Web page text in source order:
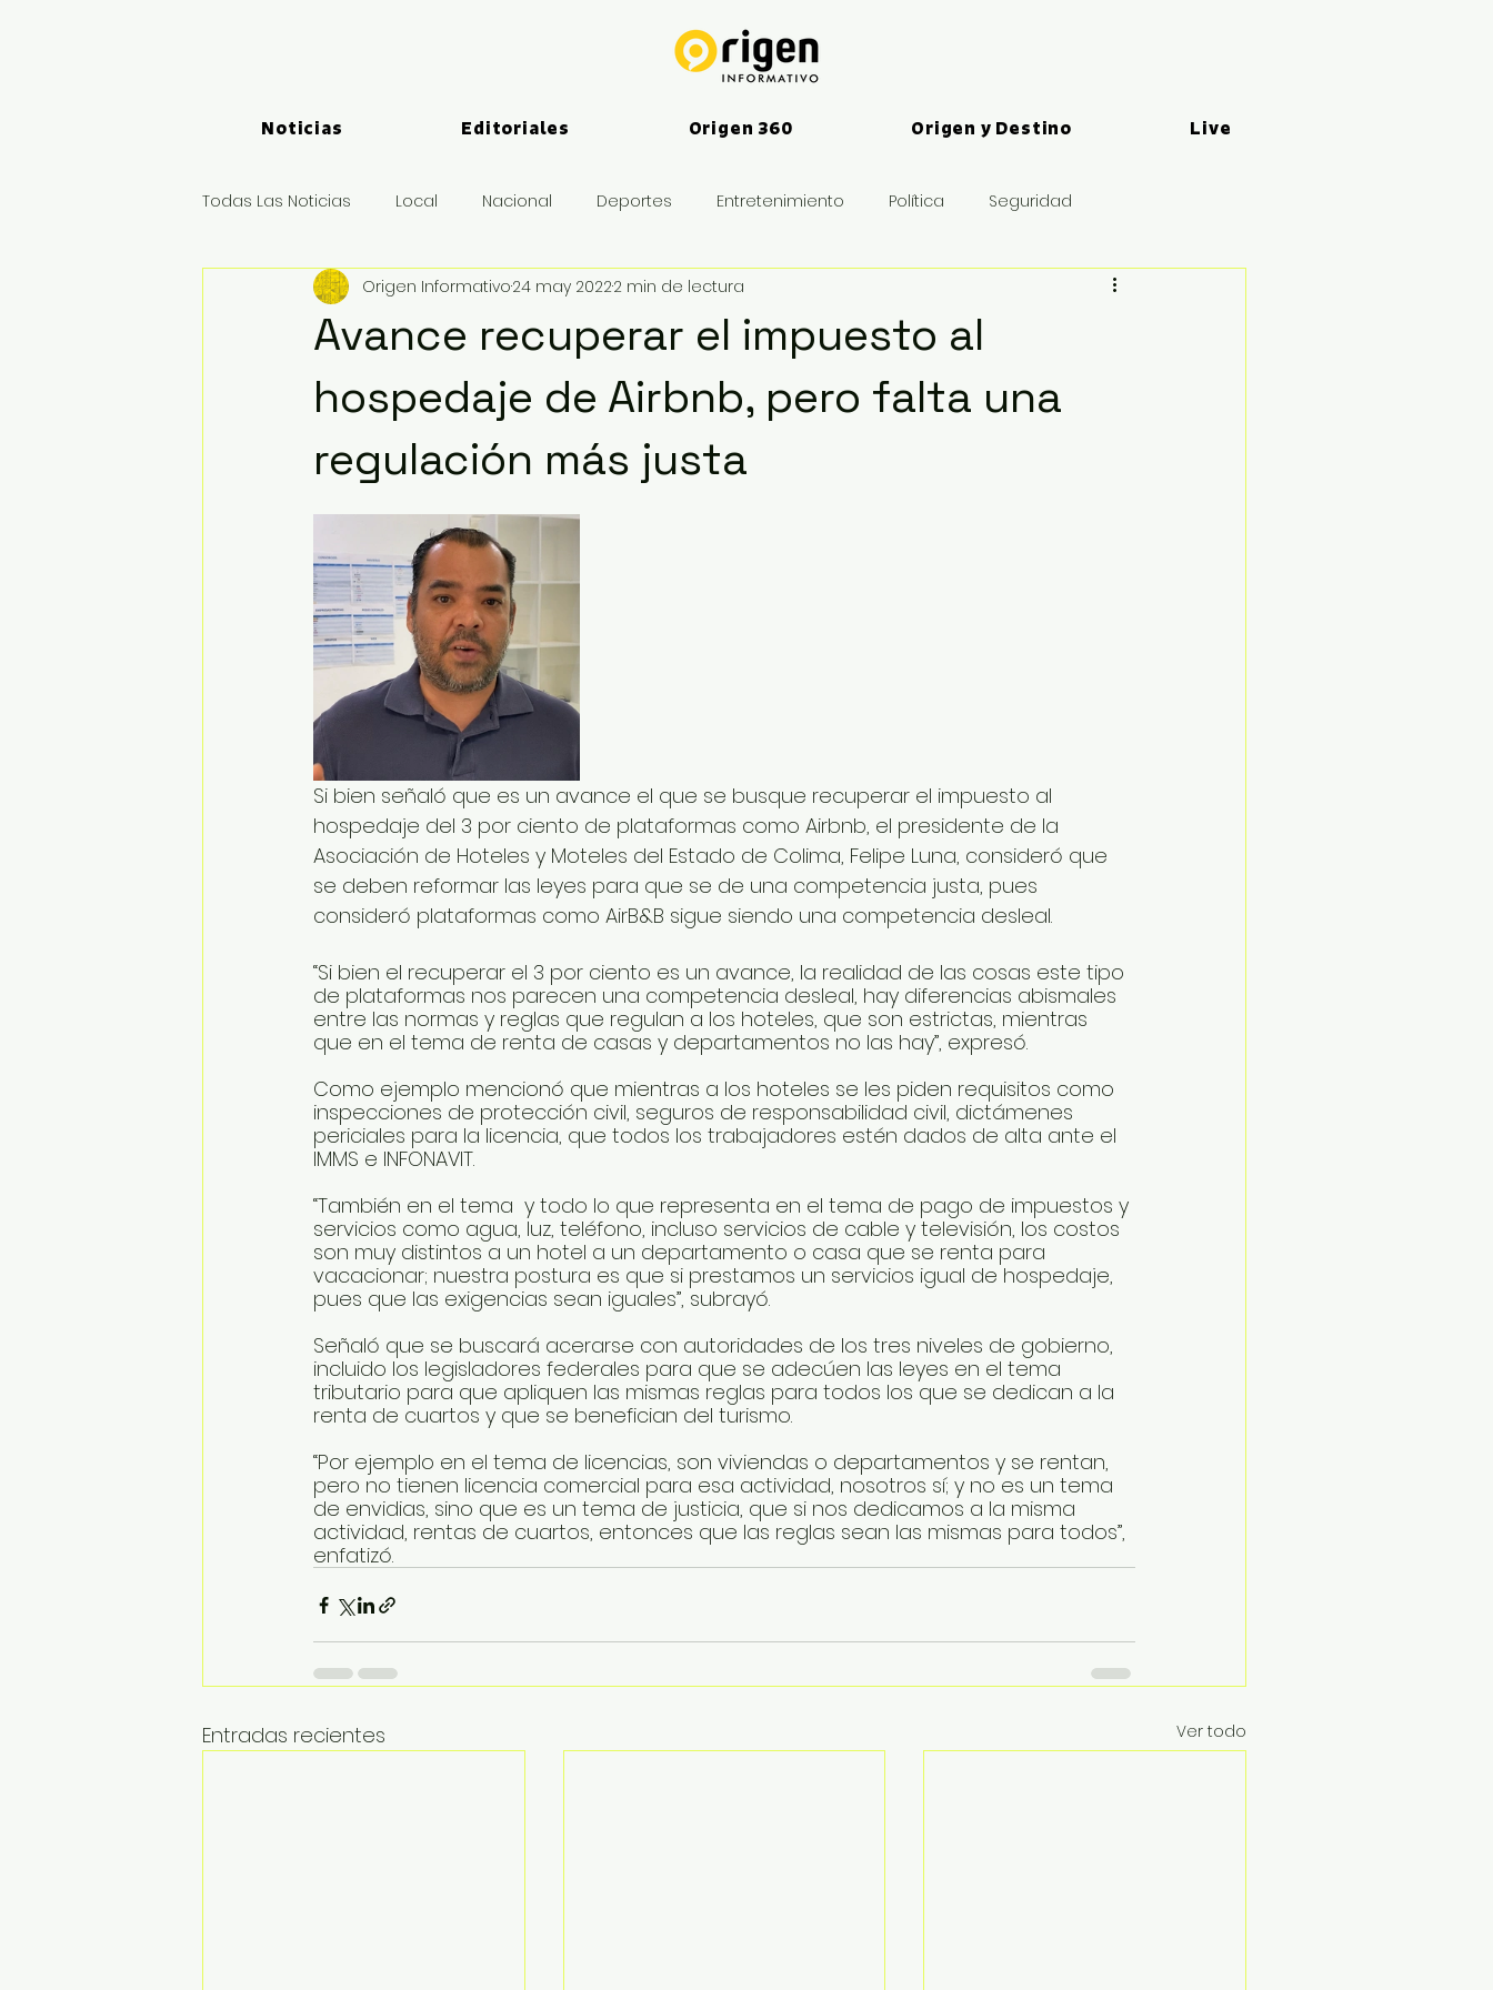
Noticias Editoriales Origen 360 Origen y Destino Live
Todas Las Noticias Local Nacional Deportes Entretenimiento Política Seguridad
Logística y Puertos Deportes
Avance recuperar el impuesto al
hospedaje de Airbnb, pero falta una
regulación más justa
Origen Informativo24 may 20222 min de lectura
Si bien señaló que es un avance el que se busque recuperar el impuesto al
hospedaje del 3 por ciento de plataformas como Airbnb, el presidente de la
Asociación de Hoteles y Moteles del Estado de Colima, Felipe Luna, consideró que
se deben reformar las leyes para que se de una competencia justa, pues
consideró plataformas como AirB&B sigue siendo una competencia desleal.
“Si bien el recuperar el 3 por ciento es un avance, la realidad de las cosas este tipo
de plataformas nos parecen una competencia desleal, hay diferencias abismales
entre las normas y reglas que regulan a los hoteles, que son estrictas, mientras
que en el tema de renta de casas y departamentos no las hay”, expresó.
Como ejemplo mencionó que mientras a los hoteles se les piden requisitos como
inspecciones de protección civil, seguros de responsabilidad civil, dictámenes
periciales para la licencia, que todos los trabajadores estén dados de alta ante el
IMMS e INFONAVIT.
“También en el tema  y todo lo que representa en el tema de pago de impuestos y
servicios como agua, luz, teléfono, incluso servicios de cable y televisión, los costos
son muy distintos a un hotel a un departamento o casa que se renta para
vacacionar; nuestra postura es que si prestamos un servicios igual de hospedaje,
pues que las exigencias sean iguales”, subrayó.
Señaló que se buscará acerarse con autoridades de los tres niveles de gobierno,
incluido los legisladores federales para que se adecúen las leyes en el tema
tributario para que apliquen las mismas reglas para todos los que se dedican a la
renta de cuartos y que se benefician del turismo.
“Por ejemplo en el tema de licencias, son viviendas o departamentos y se rentan,
pero no tienen licencia comercial para esa actividad, nosotros sí; y no es un tema
de envidias, sino que es un tema de justicia, que si nos dedicamos a la misma
actividad, rentas de cuartos, entonces que las reglas sean las mismas para todos”,
enfatizó.
Entradas recientes Ver todo